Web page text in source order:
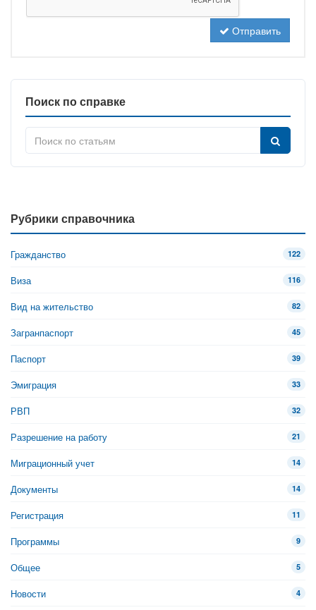
Отправить
Поиск по справке
Рубрики справочника
Гражданство 122
Виза 116
Вид на жительство 82
Загранпаспорт 45
Паспорт 39
Эмиграция 33
РВП 32
Разрешение на работу 21
Миграционный учет 14
Документы 14
Регистрация 11
Программы 9
Общее 5
Новости 4